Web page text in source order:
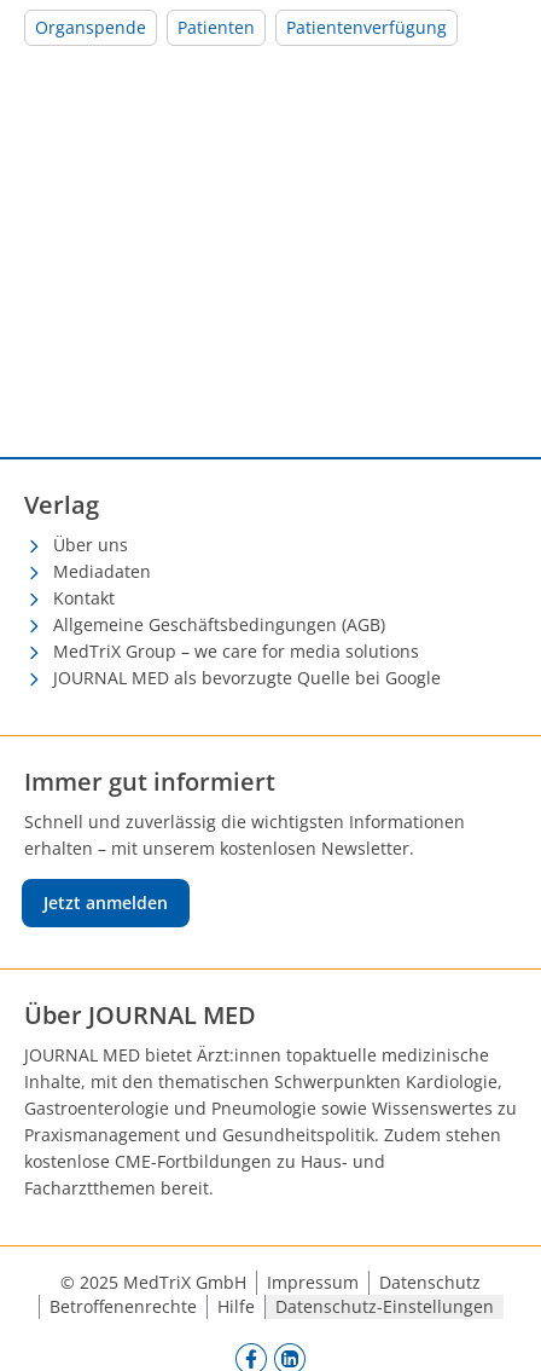
Organspende Patienten Patientenverfügung
Verlag
Über uns
Mediadaten
Kontakt
Allgemeine Geschäftsbedingungen (AGB)
MedTriX Group – we care for media solutions
JOURNAL MED als bevorzugte Quelle bei Google
Immer gut informiert
Schnell und zuverlässig die wichtigsten Informationen
erhalten – mit unserem kostenlosen Newsletter.
Jetzt anmelden
Über JOURNAL MED
JOURNAL MED bietet Ärzt:innen topaktuelle medizinische
Inhalte, mit den thematischen Schwerpunkten Kardiologie,
Gastroenterologie und Pneumologie sowie Wissenswertes zu
Praxismanagement und Gesundheitspolitik. Zudem stehen
kostenlose CME-Fortbildungen zu Haus- und
Facharztthemen bereit.
© 2025 MedTriX GmbH Impressum
Datenschutz
Betroffenenrechte
Hilfe Datenschutz-Einstellungen